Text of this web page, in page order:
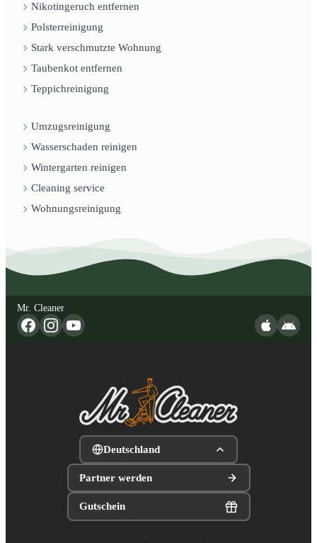
Nikotingeruch entfernen
Polsterreinigung
Stark verschmutzte Wohnung
Taubenkot entfernen
Teppichreinigung
Umzugsreinigung
Wasserschaden reinigen
Wintergarten reinigen
Cleaning service
Wohnungsreinigung
Mr. Cleaner
Deutschland
Partner werden
Gutschein